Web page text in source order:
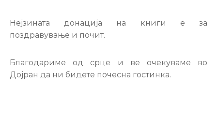
Нејзината донација на книги е за
поздравување и почит.
Благодариме од срце и ве очекуваме во
Дојран да ни бидете почесна гостинка.